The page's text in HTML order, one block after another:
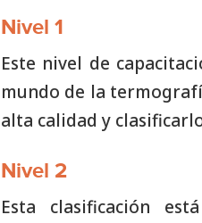
Nivel 1
Este nivel de
mundo de la
alta calidad y
Nivel 2
Esta clasificación